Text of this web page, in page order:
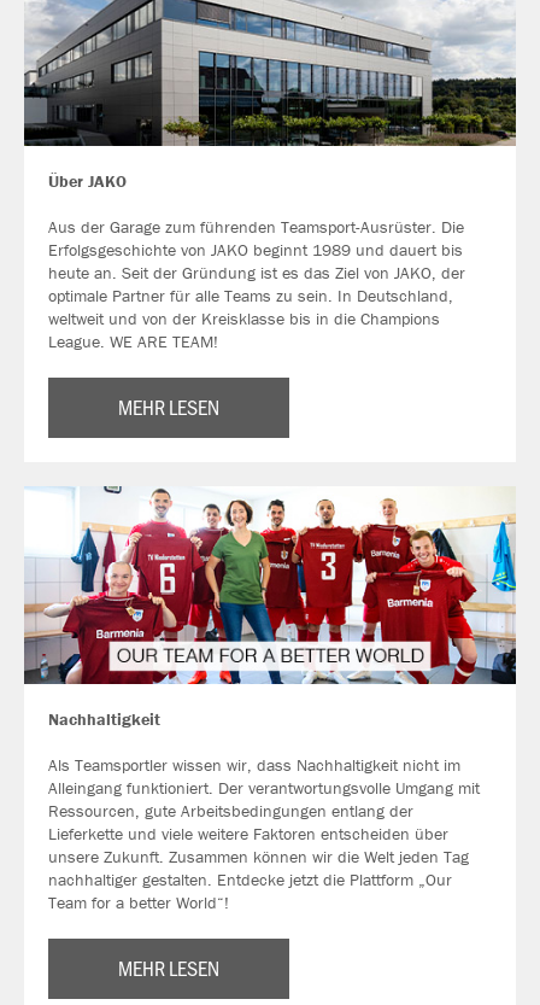
Über JAKO
Aus der Garage zum führenden Teamsport-Ausrüster. Die
Erfolgsgeschichte von JAKO beginnt 1989 und dauert bis
heute an. Seit der Gründung ist es das Ziel von JAKO, der
optimale Partner für alle Teams zu sein. In Deutschland,
weltweit und von der Kreisklasse bis in die Champions
League. WE ARE TEAM!
MEHR LESEN
Nachhaltigkeit
Als Teamsportler wissen wir, dass Nachhaltigkeit nicht im
Alleingang funktioniert. Der verantwortungsvolle Umgang mit
Ressourcen, gute Arbeitsbedingungen entlang der
Lieferkette und viele weitere Faktoren entscheiden über
unsere Zukunft. Zusammen können wir die Welt jeden Tag
nachhaltiger gestalten. Entdecke jetzt die Plattform „Our
Team for a better World“!
MEHR LESEN